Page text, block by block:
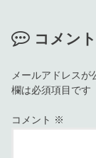
コメン
メールアドレスが
欄は必須項目です
コメント ※